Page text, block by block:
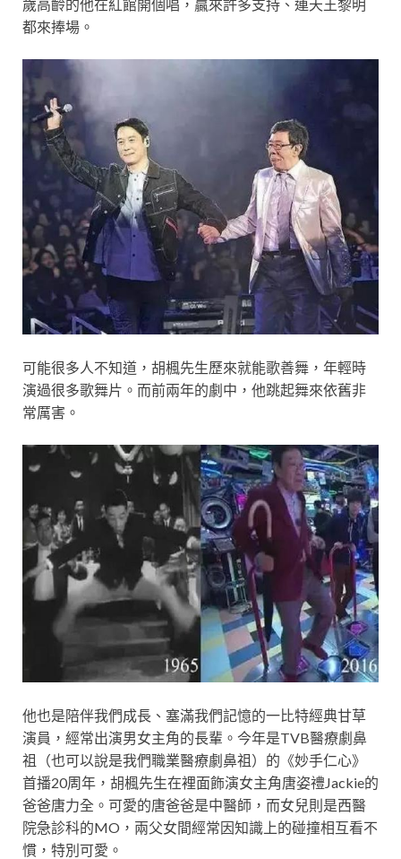
歲高齡的他在紅館開個唱，贏來許多支持、連天王黎明
都來捧場。
可能很多人不知道，胡楓先生歷來就能歌善舞，年輕時
演過很多歌舞片。而前兩年的劇中，他跳起舞來依舊非
常厲害。
他也是陪伴我們成長、塞滿我們記憶的一比特經典甘草
演員，經常出演男女主角的長輩。今年是TVB醫療劇鼻
祖（也可以說是我們職業醫療劇鼻祖）的《妙手仁心》
首播20周年，胡楓先生在裡面飾演女主角唐姿禮Jackie的
爸爸唐力全。可愛的唐爸爸是中醫師，而女兒則是西醫
院急診科的MO，兩父女間經常因知識上的碰撞相互看不
慣，特別可愛。